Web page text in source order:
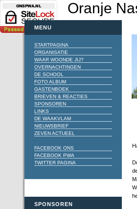
Oranje
MENU
STARTPAGINA
ORGANISATIE
WAAR WOONDE JIJ?
OVERNACHTINGEN
DE SCHOOL
FOTO ALBUM
GASTENBOEK
BRIEVEN & REACTIES
SPONSOREN
LINKS
DE WAAKVLAM
NIEUWSBRIEF
ZEVEN ACTUEEL
FACEBOOK ONS
FACEBOOK PWA
TWITTER PAGINA
SPONSOREN